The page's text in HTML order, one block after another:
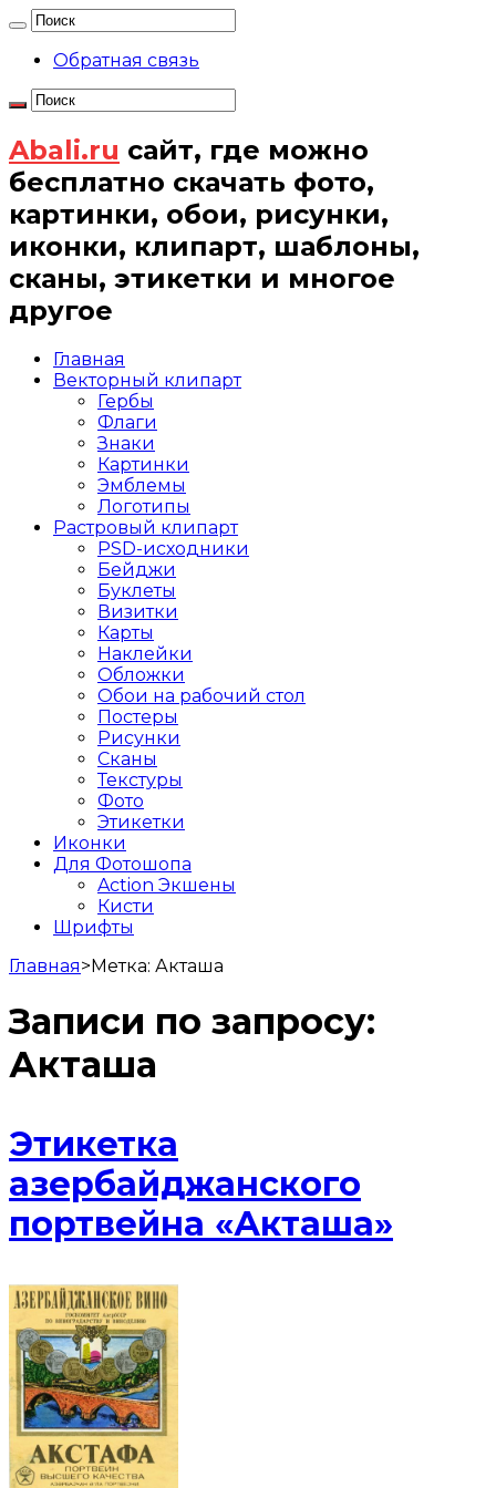
Обратная связь
Abali.ru сайт, где можно
бесплатно скачать фото,
картинки, обои, рисунки,
иконки, клипарт, шаблоны,
сканы, этикетки и многое
другое
Главная
Векторный клипарт
Гербы
Флаги
Знаки
Картинки
Эмблемы
Логотипы
Растровый клипарт
PSD-исходники
Бейджи
Буклеты
Визитки
Карты
Наклейки
Обложки
Обои на рабочий стол
Постеры
Рисунки
Сканы
Текстуры
Фото
Этикетки
Иконки
Для Фотошопа
Action Экшены
Кисти
Шрифты
Главная>Метка: Акташа
Записи по запросу:
Акташа
Этикетка
азербайджанского
портвейна «Акташа»